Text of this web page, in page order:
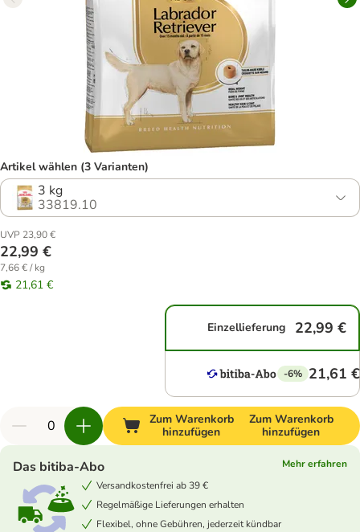
Artikel wählen (3 Varianten)
3 kg
33819.10
UVP 23,90 €
22,99 €
7,66 € / kg
21,61 €
Einzellieferung 22,99 €
-6% 21,61 €
Zum Warenkorb
hinzufügen
Zum Warenkorb
hinzufügen
Das bitiba-Abo
Mehr erfahren
Versandkostenfrei ab 39 €
Regelmäßige Lieferungen erhalten
Flexibel, ohne Gebühren, jederzeit kündbar